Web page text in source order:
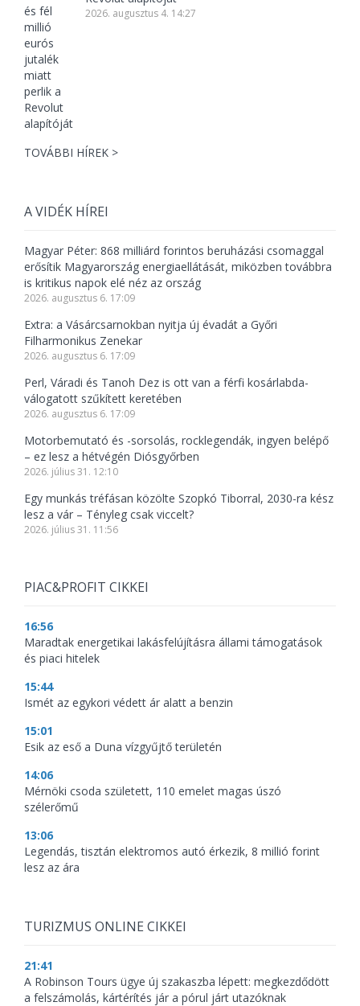
2026. augusztus 4. 14:27
TOVÁBBI HÍREK >
A VIDÉK HÍREI
Magyar Péter: 868 milliárd forintos beruházási csomaggal
erősítik Magyarország energiaellátását, miközben továbbra
is kritikus napok elé néz az ország
2026. augusztus 6. 17:09
Extra: a Vásárcsarnokban nyitja új évadát a Győri
Filharmonikus Zenekar
2026. augusztus 6. 17:09
Perl, Váradi és Tanoh Dez is ott van a férfi kosárlabda-
válogatott szűkített keretében
2026. augusztus 6. 17:09
Motorbemutató és -sorsolás, rocklegendák, ingyen belépő
– ez lesz a hétvégén Diósgyőrben
2026. július 31. 12:10
Egy munkás tréfásan közölte Szopkó Tiborral, 2030-ra kész
lesz a vár – Tényleg csak viccelt?
2026. július 31. 11:56
PIAC&PROFIT CIKKEI
16:56
Maradtak energetikai lakásfelújításra állami támogatások
és piaci hitelek
15:44
Ismét az egykori védett ár alatt a benzin
15:01
Esik az eső a Duna vízgyűjtő területén
14:06
Mérnöki csoda született, 110 emelet magas úszó
szélerőmű
13:06
Legendás, tisztán elektromos autó érkezik, 8 millió forint
lesz az ára
TURIZMUS ONLINE CIKKEI
21:41
A Robinson Tours ügye új szakaszba lépett: megkezdődött
a felszámolás, kártérítés jár a pórul járt utazóknak